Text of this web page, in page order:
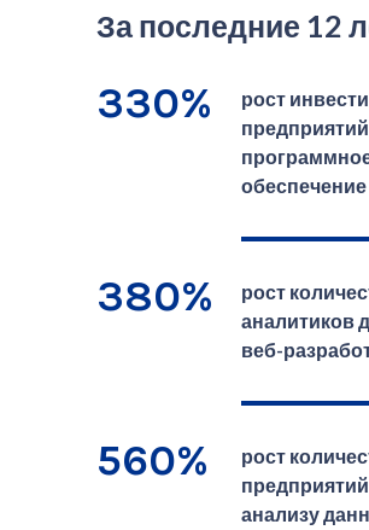
За последние 12
330%
рост
обеспечение
380%
рост
аналитиков
веб-
560%
рост
анализу